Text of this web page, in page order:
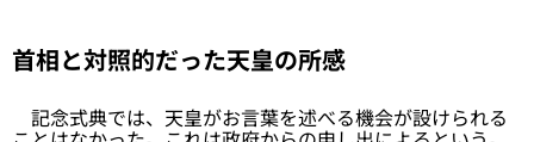
首相と対照的だった天皇の所感
記念式典では、天皇がお言葉を述べる機会が設けられる